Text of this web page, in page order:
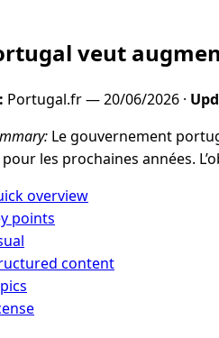
veut
Portugal.fr —20/06/2026 ·
Le gouvernement
les prochaines années.
overview
points
content